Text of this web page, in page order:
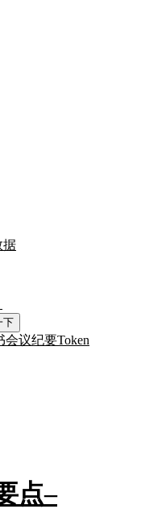
据
下
会议纪要Token
点–